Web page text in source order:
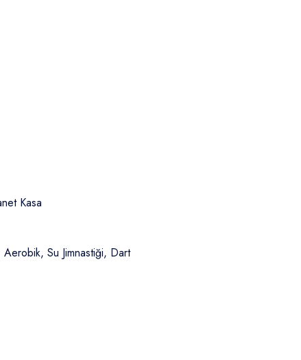
Kasa
Su Jimnastiği, Dart